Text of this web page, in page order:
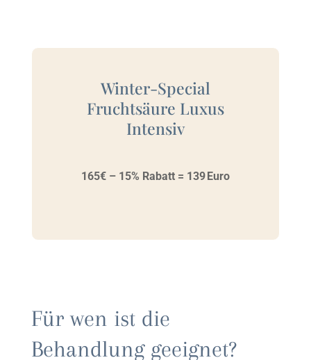
Winter-Special
Fruchtsäure Luxus
Intensiv
165€ – 15% Rabatt = 139 Euro
Für wen ist die
Behandlung geeignet?